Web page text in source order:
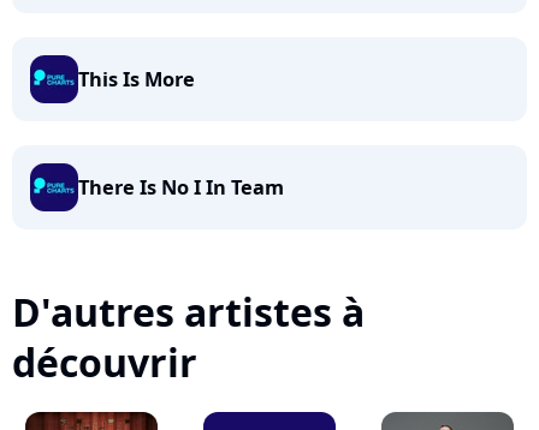
This Is More
There Is No I In Team
D'autres artistes à
découvrir